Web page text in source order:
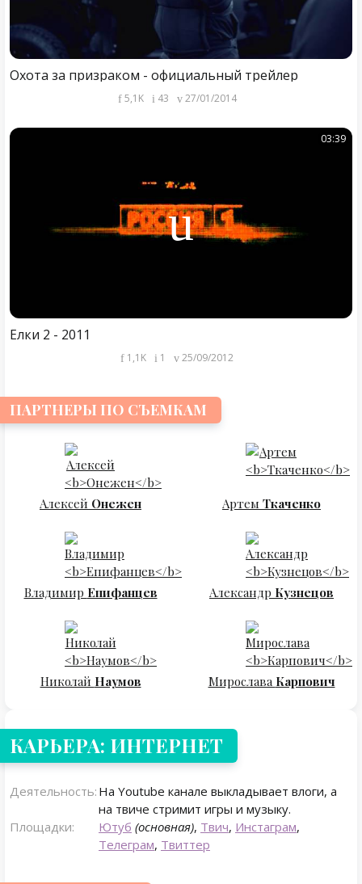
Охота за призраком - официальный трейлер
5,1K 43 27/01/2014
03:39
Ёлки 2 - 2011
1,1K 1 25/09/2012
ПАРТНЕРЫ ПО СЪЕМКАМ
Алексей Онежен Артем Ткаченко
Владимир Епифанцев Александр Кузнецов
Николай Наумов Мирослава Карпович
КАРЬЕРА: ИНТЕРНЕТ
Деятельность: На Youtube канале выкладывает влоги, а
на твиче стримит игры и музыку.
Площадки:
Ютуб (основная), Твич, Инстаграм,
Телеграм, Твиттер